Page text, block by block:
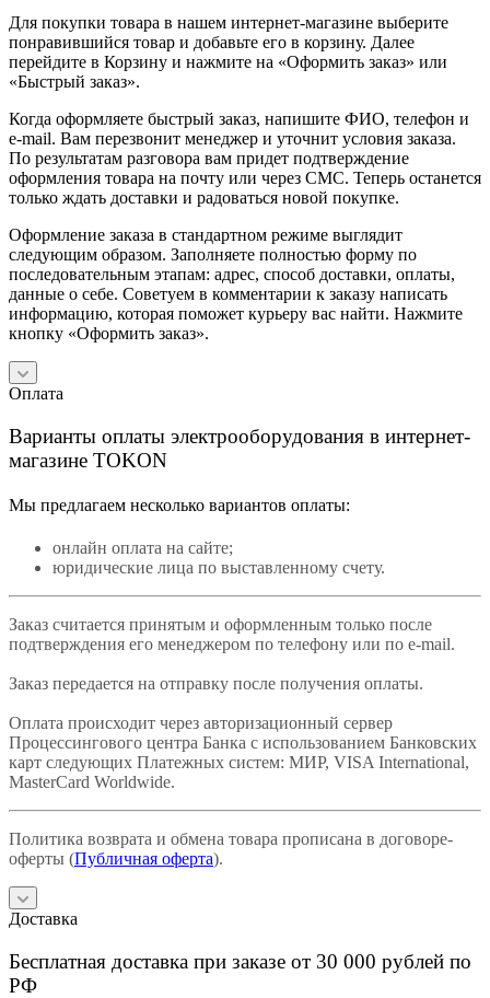
Для покупки товара в нашем интернет-магазине выберите
понравившийся товар и добавьте его в корзину. Далее
перейдите в Корзину и нажмите на «Оформить заказ» или
«Быстрый заказ».
Когда оформляете быстрый заказ, напишите ФИО, телефон и
e-mail. Вам перезвонит менеджер и уточнит условия заказа.
По результатам разговора вам придет подтверждение
оформления товара на почту или через СМС. Теперь останется
только ждать доставки и радоваться новой покупке.
Оформление заказа в стандартном режиме выглядит
следующим образом. Заполняете полностью форму по
последовательным этапам: адрес, способ доставки, оплаты,
данные о себе. Советуем в комментарии к заказу написать
информацию, которая поможет курьеру вас найти. Нажмите
кнопку «Оформить заказ».
Оплата
Варианты оплаты электрооборудования в интернет-
магазине TOKON
Мы предлагаем несколько вариантов оплаты:
онлайн оплата на сайте;
юридические лица по выставленному счету.
Заказ считается принятым и оформленным только после
подтверждения его менеджером по телефону или по e-mail.
Заказ передается на отправку после получения оплаты.
Оплата происходит через авторизационный сервер
Процессингового центра Банка с использованием Банковских
карт следующих Платежных систем: МИР, VISA International,
MasterCard Worldwide.
Политика возврата и обмена товара прописана в договоре-
оферты (Публичная оферта).
Доставка
Бесплатная доставка при заказе от 30 000 рублей по
РФ